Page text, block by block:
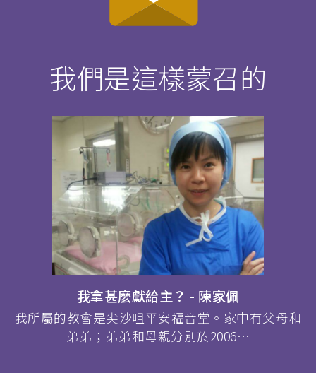
我們是這樣蒙召的
我拿甚麼獻給主？ - 陳家佩
我所屬的教會是尖沙咀平安福音堂。家中有父母和
弟弟；弟弟和母親分別於2006…